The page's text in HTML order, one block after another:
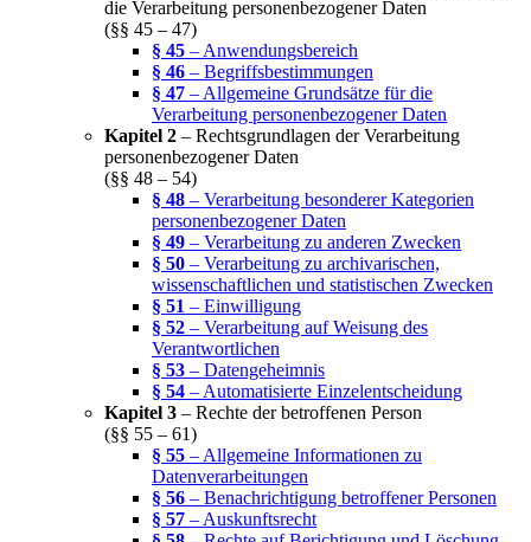
die Verarbeitung personenbezogener Daten
(§§ 45 – 47)
§ 45 – Anwendungsbereich
§ 46 – Begriffsbestimmungen
§ 47 – Allgemeine Grundsätze für die
Verarbeitung personenbezogener Daten
Kapitel 2 – Rechtsgrundlagen der Verarbeitung
personenbezogener Daten
(§§ 48 – 54)
§ 48 – Verarbeitung besonderer Kategorien
personenbezogener Daten
§ 49 – Verarbeitung zu anderen Zwecken
§ 50 – Verarbeitung zu archivarischen,
wissenschaftlichen und statistischen Zwecken
§ 51 – Einwilligung
§ 52 – Verarbeitung auf Weisung des
Verantwortlichen
§ 53 – Datengeheimnis
§ 54 – Automatisierte Einzelentscheidung
Kapitel 3 – Rechte der betroffenen Person
(§§ 55 – 61)
§ 55 – Allgemeine Informationen zu
Datenverarbeitungen
§ 56 – Benachrichtigung betroffener Personen
§ 57 – Auskunftsrecht